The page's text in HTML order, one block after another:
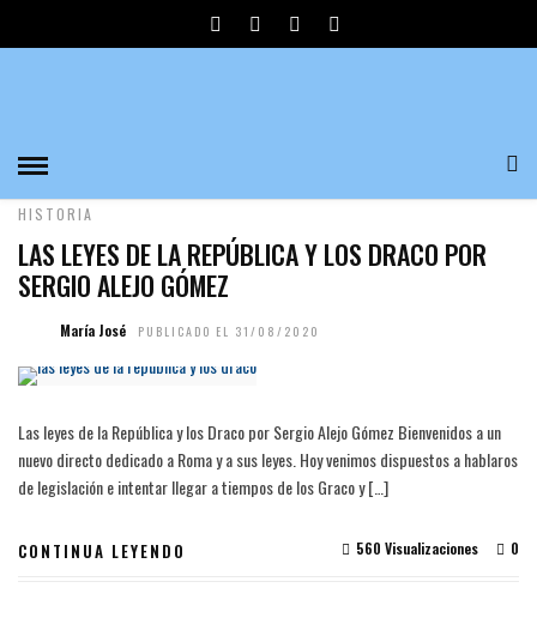
LAS LEYES DE LA REPÚBLICA Y
HISTORIA
LAS LEYES DE LA REPÚBLICA Y LOS DRACO POR
SERGIO ALEJO GÓMEZ
María José PUBLICADO EL 31/08/2020
Las leyes de la República y los Draco por Sergio Alejo Gómez Bienvenidos a un
nuevo directo dedicado a Roma y a sus leyes. Hoy venimos dispuestos a hablaros
de legislación e intentar llegar a tiempos de los Graco y […]
CONTINUA LEYENDO 0
560 Visualizaciones